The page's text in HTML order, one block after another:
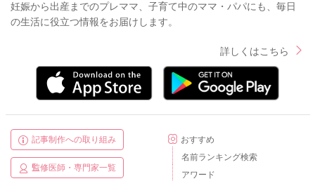
妊娠から出産までのプレママ、子育て中のママ・パパにも、毎日
の生活に役立つ情報をお届けします。
詳しくはこちら
記事制作への取り組み
監修医師・専門家一覧
おすすめ
名前ランキング検索
アワード